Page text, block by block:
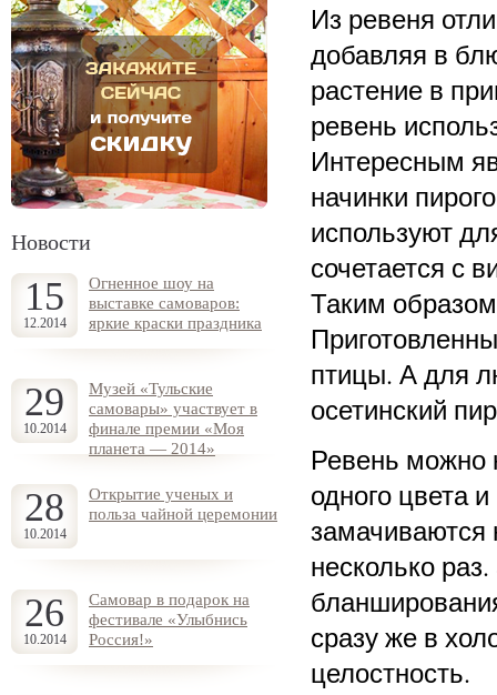
Новости
15
12.2014
Огненное шоу на
выставке самоваров:
яркие краски праздника
29
10.2014
Музей «Тульские
самовары» участвует в
финале премии «Моя
планета — 2014»
28
10.2014
Открытие ученых и
польза чайной церемонии
26
10.2014
Самовар в подарок на
фестивале «Улыбнись
Россия!»
Из ревеня
добавляя в
растение в
ревень
Интересным
начинки
используют
сочетается с
Таким
птицы. А для
осетинский
Ревень можно
одного цвета
замачиваются
несколько
сразу же в
целостность.